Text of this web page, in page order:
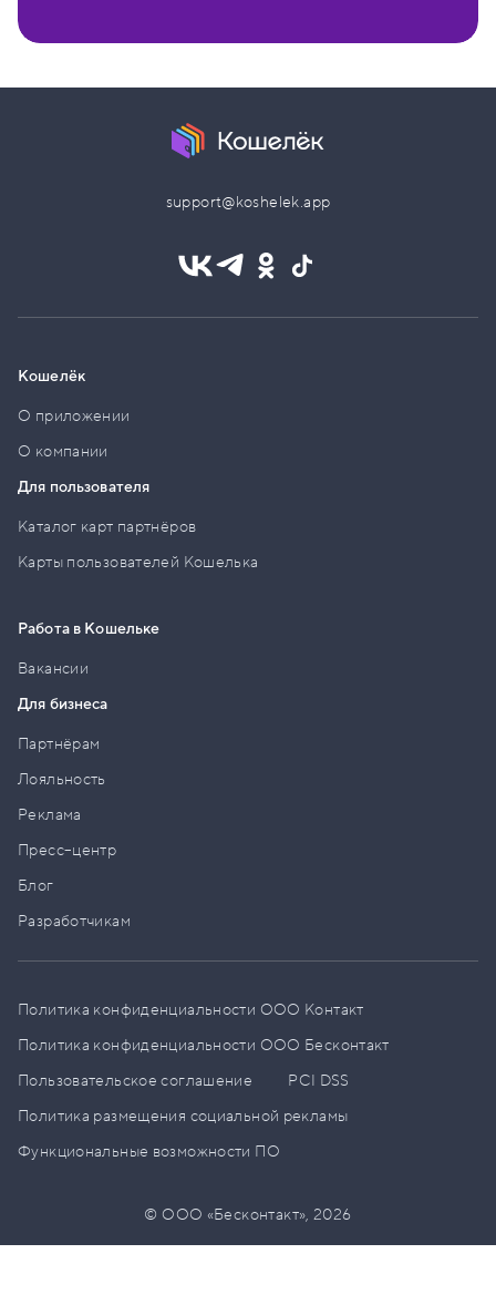
support@koshelek.app
Кошелёк
О приложении
О компании
Для пользователя
Каталог карт партнёров
Карты пользователей Кошелька
Работа в Кошельке
Вакансии
Для бизнеса
Партнёрам
Лояльность
Реклама
Пресс–центр
Блог
Разработчикам
Политика конфиденциальности ООО Контакт
Политика конфиденциальности ООО Бесконтакт
Пользовательское соглашение
PCI DSS
Политика размещения социальной рекламы
Функциональные возможности ПО
© ООО «Бесконтакт»,2026